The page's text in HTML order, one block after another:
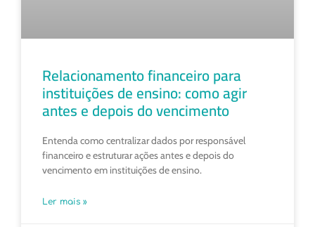
Relacionamento financeiro para
instituições de ensino: como agir
antes e depois do vencimento
Entenda como centralizar dados por responsável
financeiro e estruturar ações antes e depois do
vencimento em instituições de ensino.
Ler mais »